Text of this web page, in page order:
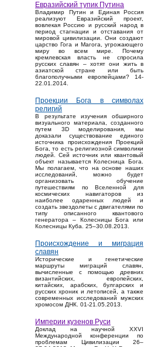
Евразийский тупик Путина
Владимир Путин и Единая Россия
реализуют Евразийский проект,
вовлекая Россию и русский народ в
период стагнации и отставания от
мировой цивилизации. Они создают
царство Гога и Магога, угрожающего
миру во всем мире. Почему
кремлевская власть не спросила
русских славян – хотят они жить в
азиатской стране или быть
благополучными европейцами? 14-
22.01.2014.
Проекции Бога в символах
религий
В результате изучения обширного
визуального материала, созданного
путем 3D моделирования, мы
доказали существование единого
источника происхождения Проекций
Бога, то есть религиозной символики
людей. Сей источник или квантовый
объект называется Колесница Бога.
Мы полагаем, что на основе наших
исследований, можно будет
организовать обучение
путешествиям по Вселенной для
космических навигаторов из
наиболее одаренных людей и
создать звездолеты с двигателями по
типу описанного квантового
генератора – Колесницы Бога или
Колесницы Куба. 25–30.08.2013.
Происхождение и миграция
славян
Исторические и генетические
маршруты миграций славян,
вычисленные с помощью древних
византийских, европейских,
китайских, арабских, булгарских и
русских хроник и летописей, а также
современных исследований мужских
хромосом ДНК. 01-21.05.2013.
Империи кузенов Руси
Доклад на научной XXVI
Международной конференции по
проблемам Цивилизации 26–